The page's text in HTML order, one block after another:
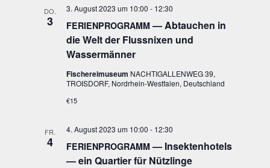
DO.
3 FERIENPROGRAMM— Abtau­chen in
die Welt der Fluss­ni­xen und
Wassermänner
3. August 2023 um 10:00 - 12:30
Fischereimuseum NACHTIGALLENWEG 39,
TROISDORF, Nordrhein-Westfalen, Deutschland
€15
FR.
4 FERIENPROGRAMM— Insek­ten­ho­tels
— ein Quar­tier für Nützlinge
4. August 2023 um 10:00 - 12:30